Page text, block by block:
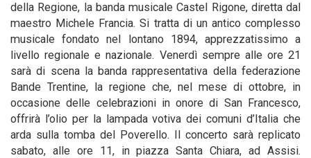
della Regione, la banda musicale Castel Rigone, diretta dal
maestro Michele Francia. Si tratta di un antico complesso
musicale fondato nel lontano 1894, apprezzatissimo a
livello regionale e nazionale. Venerdì sempre alle ore 21
sarà di scena la banda rappresentativa della federazione
Bande Trentine, la regione che, nel mese di ottobre, in
occasione delle celebrazioni in onore di San Francesco,
offrirà l’olio per la lampada votiva dei comuni d’Italia che
arda sulla tomba del Poverello. Il concerto sarà replicato
sabato, alle ore 11, in piazza Santa Chiara, ad Assisi.